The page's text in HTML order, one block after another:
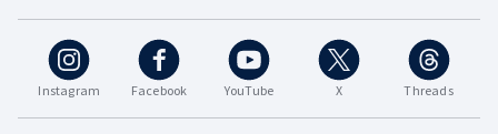
Instagram Facebook YouTube X Threads